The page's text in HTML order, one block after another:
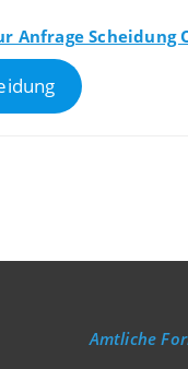
Anfrage Scheidung
Amtliche